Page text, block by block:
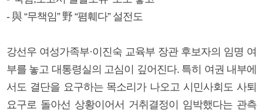
- 與 “무책임” 野 “폄훼다” 설전도
강선우 여성가족부·이진숙 교육부 장관 후보자의 임명 여
부를 놓고 대통령실의 고심이 깊어진다. 특히 여권 내부에
서도 결단을 요구하는 목소리가 나오고 시민사회도 사퇴
요구로 돌아선 상황이어서 거취결정이 임박했다는 관측